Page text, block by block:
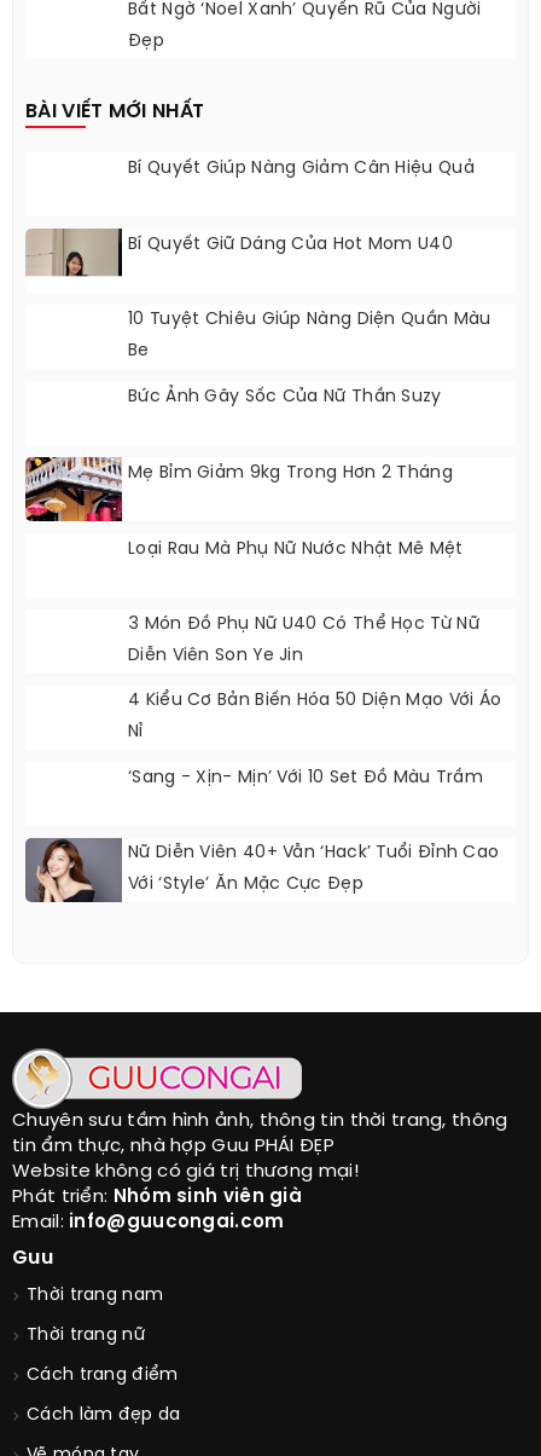
Bất Ngờ ‘Noel Xanh’ Quyến Rũ Của Người
Đẹp
BÀI VIẾT MỚI NHẤT
Bí Quyết Giúp Nàng Giảm Cân Hiệu Quả
Bí Quyết Giữ Dáng Của Hot Mom U40
10 Tuyệt Chiêu Giúp Nàng Diện Quần Màu
Be
Bức Ảnh Gây Sốc Của Nữ Thần Suzy
Mẹ Bỉm Giảm 9kg Trong Hơn 2 Tháng
Loại Rau Mà Phụ Nữ Nước Nhật Mê Mệt
3 Món Đồ Phụ Nữ U40 Có Thể Học Từ Nữ
Diễn Viên Son Ye Jin
4 Kiểu Cơ Bản Biến Hóa 50 Diện Mạo Với Áo
Nỉ
‘Sang - Xịn- Mịn’ Với 10 Set Đồ Màu Trầm
Nữ Diễn Viên 40+ Vẫn ‘hack’ Tuổi Đỉnh Cao
Với ‘style’ Ăn Mặc Cực Đẹp
Chuyên sưu tầm hình ảnh, thông tin thời trang, thông
tin ẩm thực, nhà hợp Guu PHÁI ĐẸP
Website không có giá trị thương mại!
Phát triển: Nhóm sinh viên già
Email: info@guucongai.com
Guu
Thời trang nam
Thời trang nữ
Cách trang điểm
Cách làm đẹp da